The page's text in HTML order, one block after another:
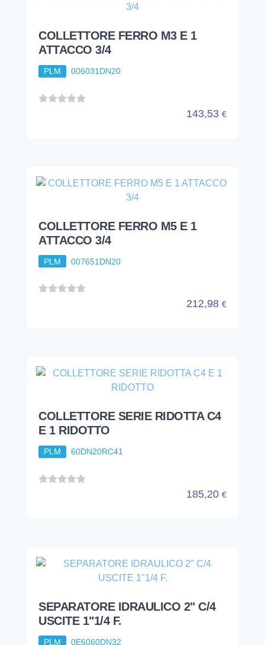
COLLETTORE FERRO M3 E 1
ATTACCO 3/4
PLM 006031DN20
143,53 €
COLLETTORE FERRO M5 E 1
ATTACCO 3/4
PLM 007651DN20
212,98 €
COLLETTORE SERIE RIDOTTA C4
E 1 RIDOTTO
PLM 60DN20RC41
185,20 €
SEPARATORE IDRAULICO 2" C/4
USCITE 1"1/4 F.
PLM 0E6060DN32